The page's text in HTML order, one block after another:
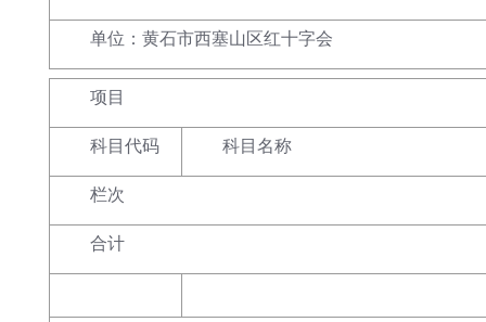
单位：黄石市西塞山区红十字会
项目
科目代码 科目名称
栏次
合计